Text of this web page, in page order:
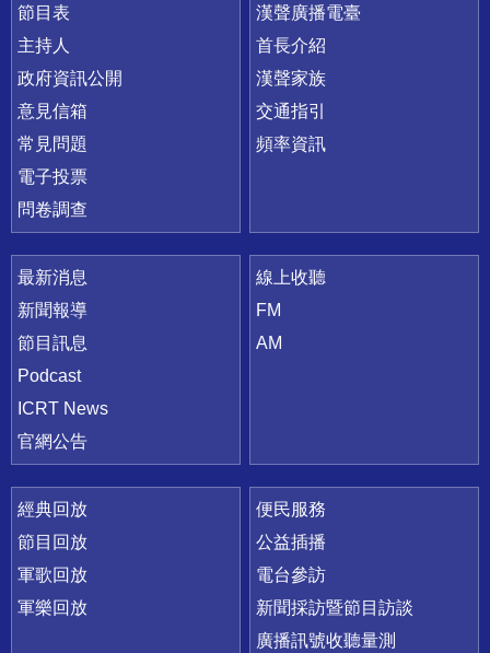
節目表
主持人
政府資訊公開
意見信箱
常見問題
電子投票
問卷調查
漢聲廣播電臺
首長介紹
漢聲家族
交通指引
頻率資訊
最新消息
新聞報導
節目訊息
Podcast
ICRT News
官網公告
線上收聽
FM
AM
經典回放
節目回放
軍歌回放
軍樂回放
便民服務
公益插播
電台參訪
新聞採訪暨節目訪談
廣播訊號收聽量測